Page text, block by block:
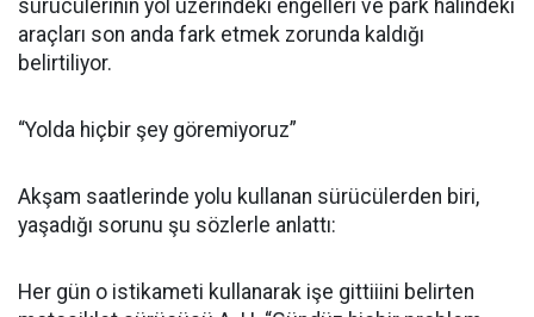
sürücülerinin yol üzerindeki engelleri ve park halindeki
araçları son anda fark etmek zorunda kaldığı
belirtiliyor.
“Yolda hiçbir şey göremiyoruz”
Akşam saatlerinde yolu kullanan sürücülerden biri,
yaşadığı sorunu şu sözlerle anlattı:
Her gün o istikameti kullanarak işe gittiiini belirten